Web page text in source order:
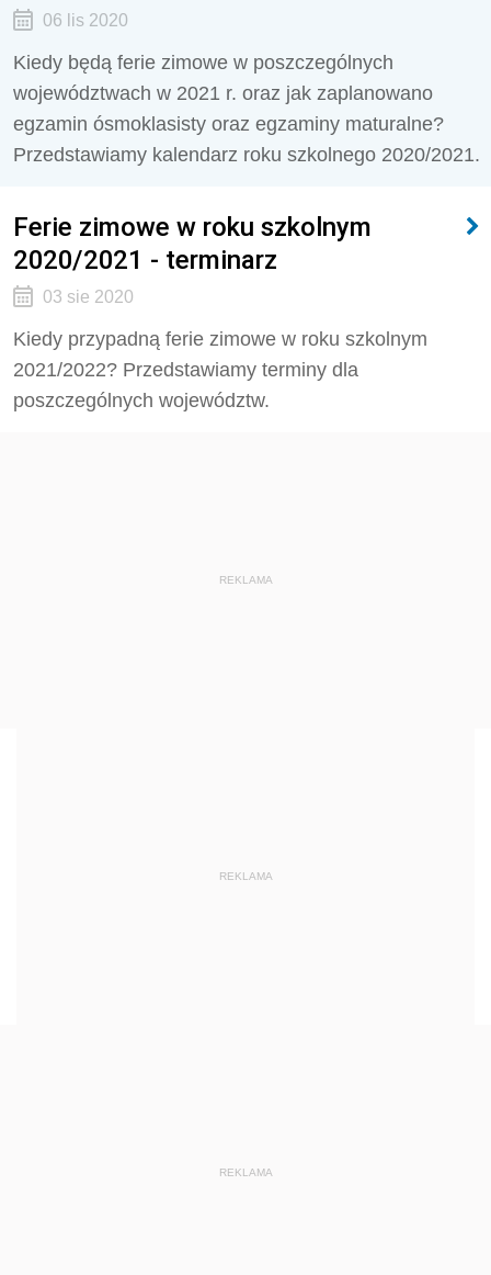
06 lis 2020
Kiedy będą ferie zimowe w poszczególnych
województwach w 2021 r. oraz jak zaplanowano
egzamin ósmoklasisty oraz egzaminy maturalne?
Przedstawiamy kalendarz roku szkolnego 2020/2021.
Ferie zimowe w roku szkolnym
2020/2021 - terminarz
03 sie 2020
Kiedy przypadną ferie zimowe w roku szkolnym
2021/2022? Przedstawiamy terminy dla
poszczególnych województw.
REKLAMA
REKLAMA
REKLAMA